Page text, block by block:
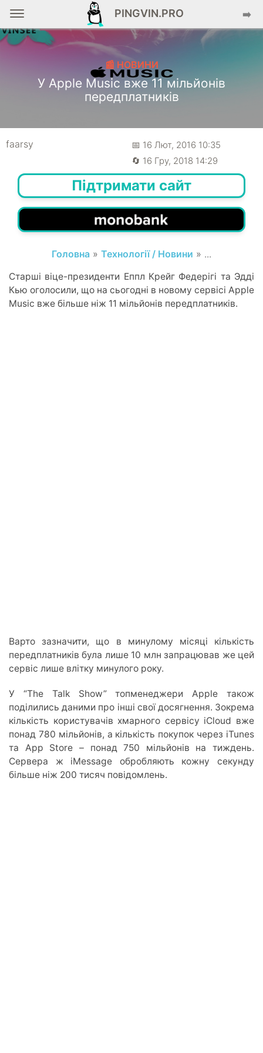
PINGVIN.PRO ➡️
📰 НОВИНИ
У Apple Music вже 11 мільйонів
передплатників
faarsy
📅 16 Лют, 2016 10:35
🔄 16 Гру, 2018 14:29
Підтримати сайт
Головна » Технології / Новини » ...
Старші віце-президенти Еппл Крейг Федерігі та Эдді
Кью оголосили, що на сьогодні в новому сервісі Apple
Music вже більше ніж 11 мільйонів передплатників.
Варто зазначити, що в минулому місяці кількість
передплатників була лише 10 млн запрацював же цей
сервіс лише влітку минулого року.
У “The Talk Show” топменеджери Apple також
поділились даними про інші свої досягнення. Зокрема
кількість користувачів хмарного сервісу iCloud вже
понад 780 мільйонів, а кількість покупок через iTunes
та App Store – понад 750 мільйонів на тиждень.
Сервера ж iMessage обробляють кожну секунду
більше ніж 200 тисяч повідомлень.